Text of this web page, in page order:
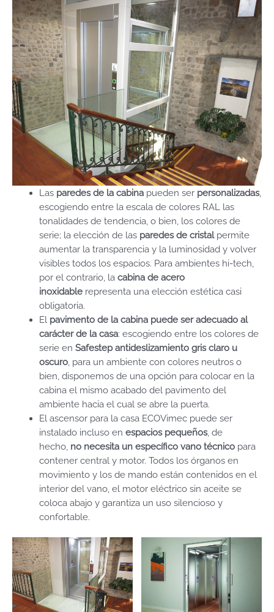
Las paredes de la cabinapueden ser personalizadas,
escogiendo entre la escala de colores RAL las
tonalidades de tendencia, o bien, los colores de
serie; la elección de las paredes de cristalpermite
aumentar la transparencia y la luminosidad y volver
visibles todos los espacios. Para ambientes hi-tech,
por el contrario, la cabina de acero
inoxidablerepresenta una elección estética casi
obligatoria.
El pavimento de la cabina puede ser adecuado al
carácter de la casa: escogiendo entre los colores de
serie en Safestep antideslizamiento gris claro u
oscuro, para un ambiente con colores neutros o
bien, disponemos de una opción para colocar en la
cabina el mismo acabado del pavimento del
ambiente hacia el cual se abre la puerta.
El ascensor para la casa ECOVimec puede ser
instalado incluso en espacios pequeños, de
hecho, no necesita un específico vano técnicopara
contener central y motor. Todos los órganos en
movimiento y los de mando están contenidos en el
interior del vano, el motor eléctrico sin aceite se
coloca abajo y garantiza un uso silencioso y
confortable.